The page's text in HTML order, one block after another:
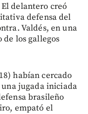
delantero creó
defensa del
Valdés, en una
los gallegos
habían cercado
jugada iniciada
brasileño
empató el